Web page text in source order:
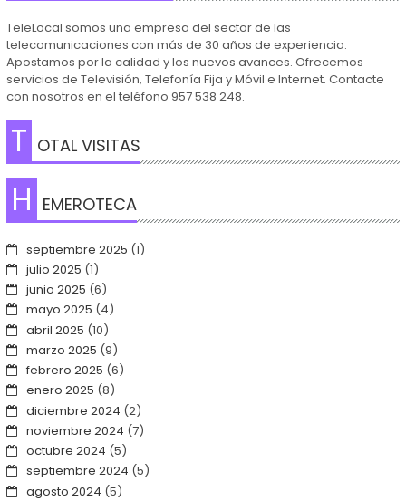
TeleLocal somos una empresa del sector de las
telecomunicaciones con más de 30 años de experiencia.
Apostamos por la calidad y los nuevos avances. Ofrecemos
servicios de Televisión, Telefonía Fija y Móvil e Internet. Contacte
con nosotros en el teléfono 957 538 248.
T OTAL VISITAS
H EMEROTECA
septiembre 2025 (1)
julio 2025 (1)
junio 2025 (6)
mayo 2025 (4)
abril 2025 (10)
marzo 2025 (9)
febrero 2025 (6)
enero 2025 (8)
diciembre 2024 (2)
noviembre 2024 (7)
octubre 2024 (5)
septiembre 2024 (5)
agosto 2024 (5)